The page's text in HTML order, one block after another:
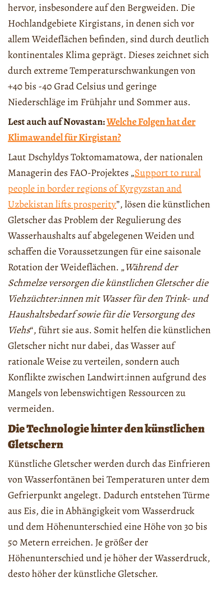
hervor, insbesondere auf den Bergweiden. Die
Hochlandgebiete Kirgistans, in denen sich vor
allem Weideflächen befinden, sind durch deutlich
kontinentales Klima geprägt. Dieses zeichnet sich
durch extreme Temperaturschwankungen von
+40 bis -40 Grad Celsius und geringe
Niederschläge im Frühjahr und Sommer aus.
Lest auch auf Novastan:Welche Folgen hat der
Klimawandel für Kirgistan?
Laut Dschyldys Toktomamatowa, der nationalen
Managerin des FAO-Projektes „Support to rural
people in border regions of Kyrgyzstan and
Uzbekistan lifts prosperity”, lösen die künstlichen
Gletscher das Problem der Regulierung des
Wasserhaushalts auf abgelegenen Weiden und
schaffen die Voraussetzungen für eine saisonale
Rotation der Weideflächen. „Während der
Schmelze versorgen die künstlichen Gletscher die
Viehzüchter:innen mit Wasser für den Trink- und
Haushaltsbedarf sowie für die Versorgung des
Viehs“, führt sie aus. Somit helfen die künstlichen
Gletscher nicht nur dabei, das Wasser auf
rationale Weise zu verteilen, sondern auch
Konflikte zwischen Landwirt:innen aufgrund des
Mangels von lebenswichtigen Ressourcen zu
vermeiden.
Die Technologie hinter den künstlichen
Gletschern
Künstliche Gletscher werden durch das Einfrieren
von Wasserfontänen bei Temperaturen unter dem
Gefrierpunkt angelegt. Dadurch entstehen Türme
aus Eis, die in Abhängigkeit vom Wasserdruck
und dem Höhenunterschied eine Höhe von 30 bis
50 Metern erreichen. Je größer der
Höhenunterschied und je höher der Wasserdruck,
desto höher der künstliche Gletscher.